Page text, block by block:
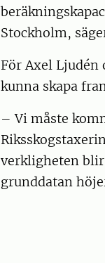
Stockholm,
För Axel Ljudén
kunna skapa
– Vi måste
verkligheten
grunddatan